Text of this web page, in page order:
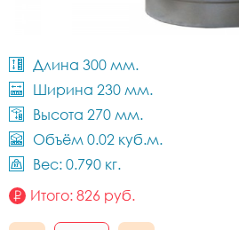
Длина 300 мм.
Ширина 230 мм.
Высота 270 мм.
Объём 0.02 куб.м.
Вес: 0.790 кг.
Итого: 826 руб.